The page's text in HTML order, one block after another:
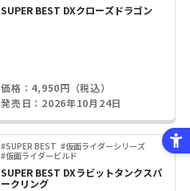
SUPER BEST DXクローズドラゴン
価格：4,950円（税込）
発売日：2026年10月24日
#SUPER BEST #仮面ライダーシリーズ
#仮面ライダービルド
SUPER BEST DXラビットタンクスパ
ークリング